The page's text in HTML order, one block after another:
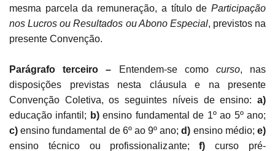
mesma parcela da remuneração, a título de Participação
nos Lucros ou Resultados ou Abono Especial, previstos na
presente Convenção.
Parágrafo terceiro – Entendem-se como curso, nas
disposições previstas nesta cláusula e na presente
Convenção Coletiva, os seguintes níveis de ensino: a)
educação infantil; b)ensino fundamental de 1º ao 5º ano;
c)ensino fundamental de 6º ao 9º ano;d) ensino médio;e)
ensino técnico ou profissionalizante;f)curso pré-